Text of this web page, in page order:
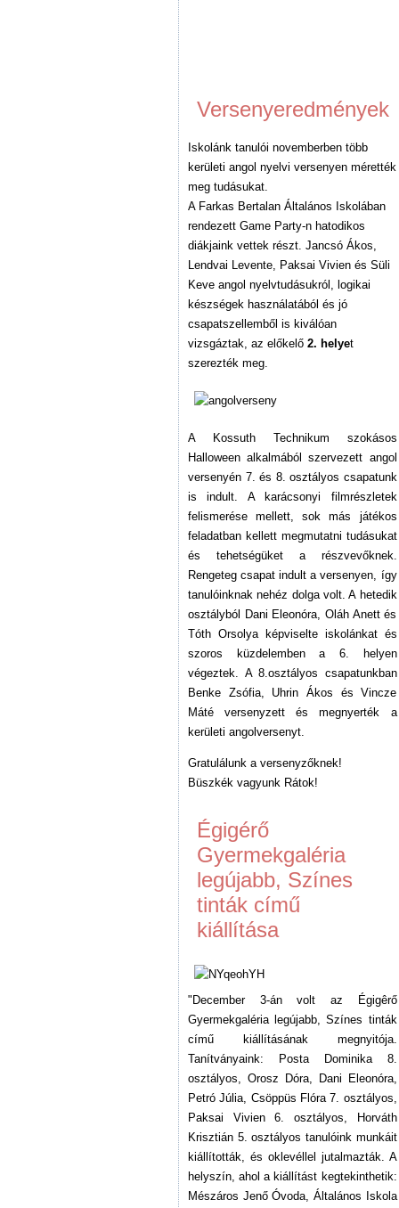
Versenyeredmények
Iskolánk tanulói novemberben több
kerületi angol nyelvi versenyen mérették
meg tudásukat.
A Farkas Bertalan Általános Iskolában
rendezett Game Party-n hatodikos
diákjaink vettek részt. Jancsó Ákos,
Lendvai Levente, Paksai Vivien és Süli
Keve angol nyelvtudásukról, logikai
készségek használatából és jó
csapatszellemből is kiválóan
vizsgáztak, az előkelő 2. helyet
szerezték meg.
A Kossuth Technikum szokásos
Halloween alkalmából szervezett angol
versenyén 7. és 8. osztályos csapatunk
is indult. A karácsonyi filmrészletek
felismerése mellett, sok más játékos
feladatban kellett megmutatni tudásukat
és tehetségüket a részvevőknek.
Rengeteg csapat indult a versenyen, így
tanulóinknak nehéz dolga volt. A hetedik
osztályból Dani Eleonóra, Oláh Anett és
Tóth Orsolya képviselte iskolánkat és
szoros küzdelemben a 6. helyen
végeztek. A 8.osztályos csapatunkban
Benke Zsófia, Uhrin Ákos és Vincze
Máté versenyzett és megnyerték a
kerületi angolversenyt.
Gratulálunk a versenyzőknek!
Büszkék vagyunk Rátok!
Égigérő
Gyermekgaléria
legújabb, Színes
tinták című
kiállítása
"December 3-án volt az Égigêrő
Gyermekgaléria legújabb, Színes tinták
című kiállításának megnyitója.
Tanítványaink: Posta Dominika 8.
osztályos, Orosz Dóra, Dani Eleonóra,
Petró Júlia, Csöppüs Flóra 7. osztályos,
Paksai Vivien 6. osztályos, Horváth
Krisztián 5. osztályos tanulóink munkáit
kiállították, és oklevéllel jutalmazták. A
helyszín, ahol a kiállítást kegtekinthetik:
Mészáros Jenő Óvoda, Általános Iskola